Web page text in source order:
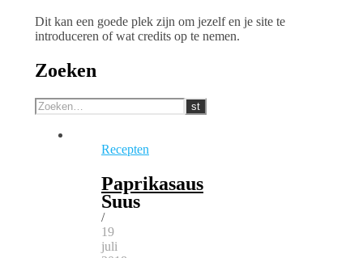
Dit kan een goede plek zijn om jezelf en je site te
introduceren of wat credits op te nemen.
Zoeken
Recepten
Paprikasaus
/
19
juli
Suus